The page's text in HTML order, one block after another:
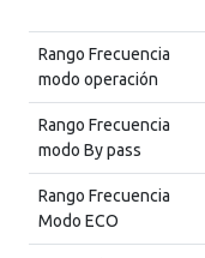
Rango Frecuencia
modo operación
Rango Frecuencia
modo By pass
Rango Frecuencia
Modo ECO